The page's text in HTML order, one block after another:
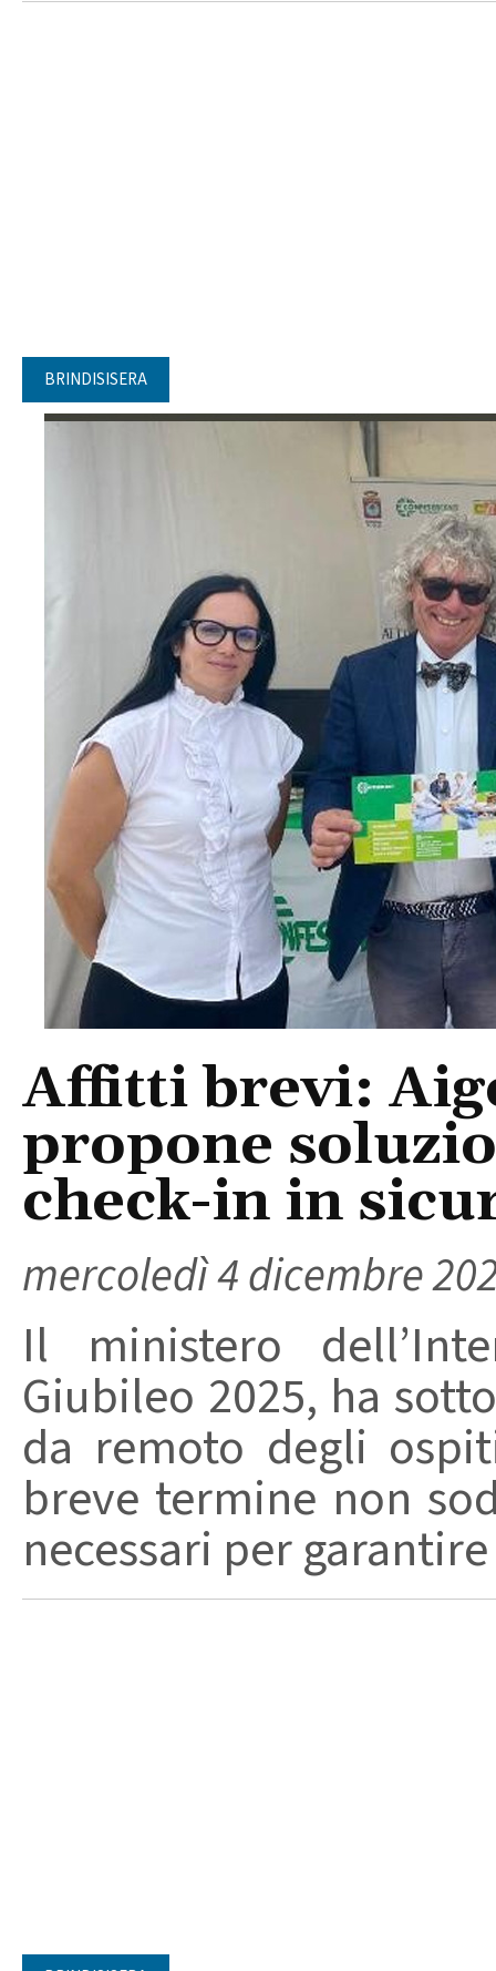
BRINDISISERA
Affitti brevi:
propone
check-in in
mercoledì 4 dicembre
Il ministero
Giubileo 2025, ha
da remoto degli
breve termine non
necessari per